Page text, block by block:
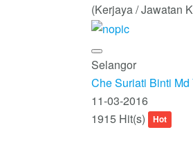
(Kerjaya / Jawatan
Selangor
Che Suriati Binti Md
11-03-2016
1915 Hit(s)
Hot